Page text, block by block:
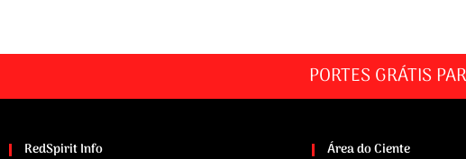
PORTES GRÁTIS
RedSpirit Info Área do Ciente